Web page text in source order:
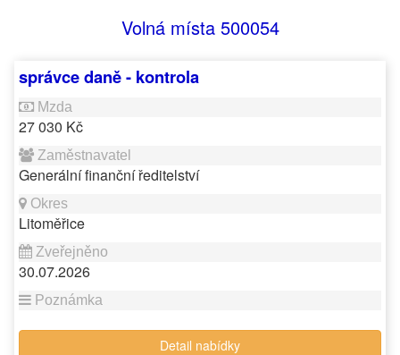
Volná místa 500054
správce daně - kontrola
27 030 Kč
Generální finanční ředitelství
Litoměřice
30.07.2026
Detail nabídky